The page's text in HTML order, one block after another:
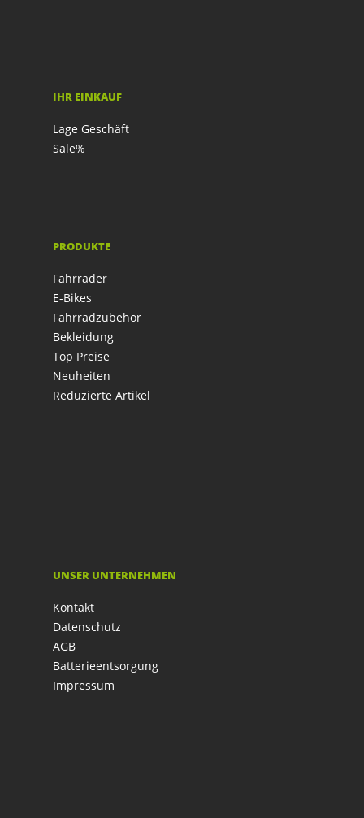
IHR EINKAUF
Lage Geschäft
Sale%
PRODUKTE
Fahrräder
E-Bikes
Fahrradzubehör
Bekleidung
Top Preise
Neuheiten
Reduzierte Artikel
UNSER UNTERNEHMEN
Kontakt
Datenschutz
AGB
Batterieentsorgung
Impressum